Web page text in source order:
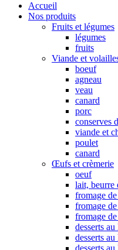
Accueil
Nos produits
Fruits et légumes
légumes
fruits
Viande et
boeuf
agneau
veau
canard
porc
conserves
viande et
poulet
canard
Œufs et crèmerie
oeuf
lait, beurre
fromage
fromage
fromage
desserts
desserts
desserts